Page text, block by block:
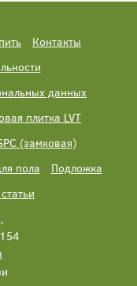
Контакты
данных
плитка LVT
(замковая)
пола
Подложка